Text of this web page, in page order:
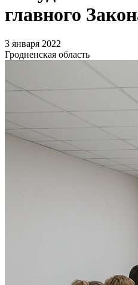
главного
3 января 2022
Гродненская область